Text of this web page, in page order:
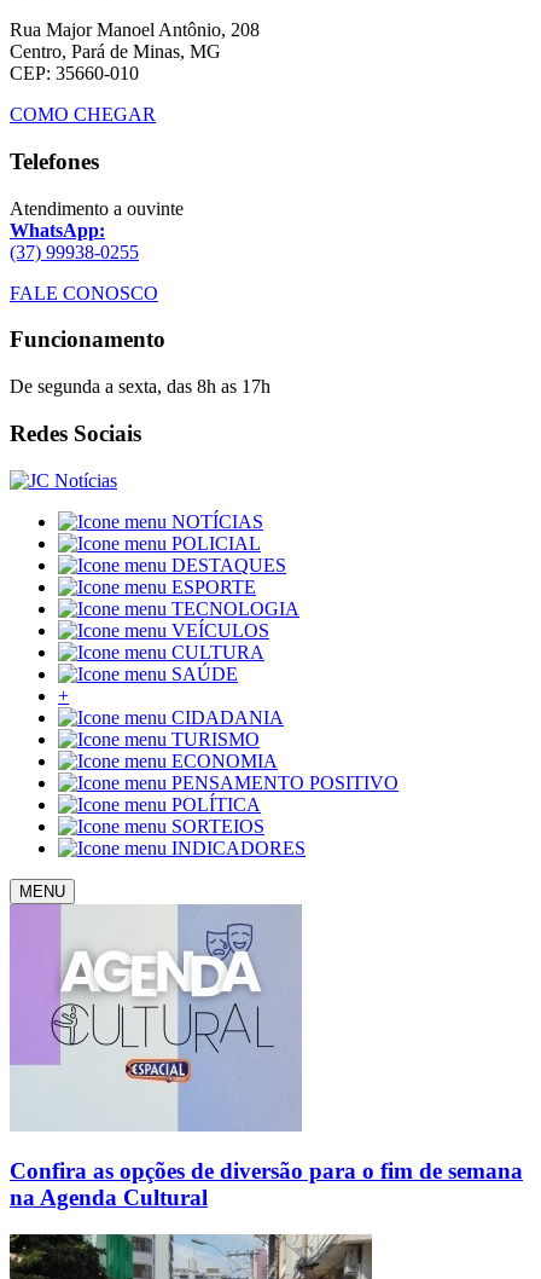
Rua Major Manoel Antônio, 208
Centro, Pará de Minas, MG
CEP: 35660-010
COMO CHEGAR
Telefones
Atendimento a ouvinte
WhatsApp:
(37) 99938-0255
FALE CONOSCO
Funcionamento
De segunda a sexta, das 8h as 17h
Redes Sociais
NOTÍCIAS
POLICIAL
DESTAQUES
ESPORTE
TECNOLOGIA
VEÍCULOS
CULTURA
SAÚDE
+
CIDADANIA
TURISMO
ECONOMIA
PENSAMENTO POSITIVO
POLÍTICA
SORTEIOS
INDICADORES
MENU
Confira as opções de diversão para o fim de semana
na Agenda Cultural